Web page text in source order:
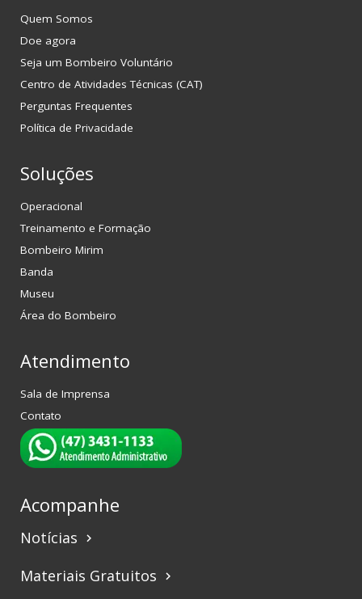
Quem Somos
Doe agora
Seja um Bombeiro Voluntário
Centro de Atividades Técnicas (CAT)
Perguntas Frequentes
Política de Privacidade
Soluções
Operacional
Treinamento e Formação
Bombeiro Mirim
Banda
Museu
Área do Bombeiro
Atendimento
Sala de Imprensa
Contato
Acompanhe
Notícias keyboard_arrow_right
Materiais Gratuitos keyboard_arrow_right